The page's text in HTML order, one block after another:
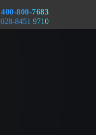
400-800-7683
028-8451 9710